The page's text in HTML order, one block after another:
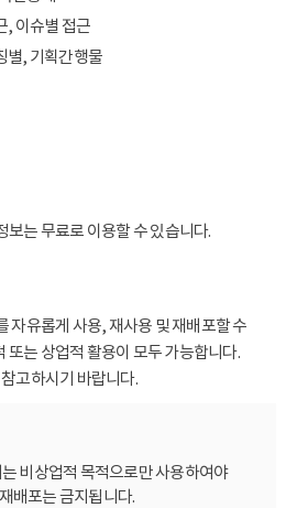
, 이슈별 접근
별, 기획간행물
는 무료로 이용할 수 있습니다.
자유롭게 사용, 재사용 및 재배포할 수
또는 상업적 활용이 모두 가능합니다.
고하시기 바랍니다.
비상업적 목적으로만 사용하여야
배포는 금지됩니다.